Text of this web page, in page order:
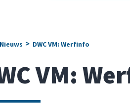
> DWC VM: Werfinfo
VM: